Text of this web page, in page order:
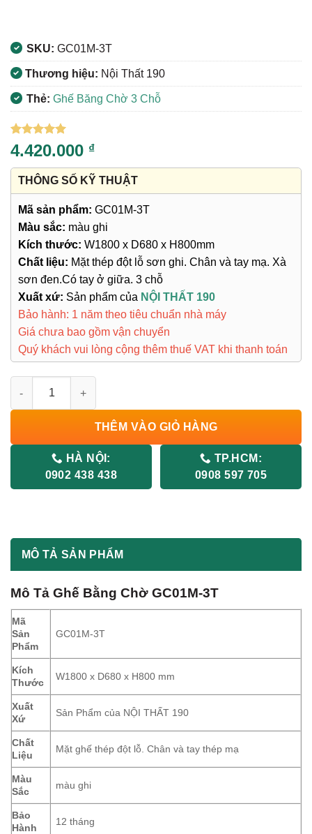
SKU: GC01M-3T
Thương hiệu: Nội Thất 190
Thẻ: Ghế Băng Chờ 3 Chỗ
5trên 5
dựa trên
9
đánh giá
4.420.000 ₫
THÔNG SỐ KỸ THUẬT
Mã sản phẩm: GC01M-3T
Màu sắc: màu ghi
Kích thước: W1800 x D680 x H800mm
Chất liệu: Mặt thép đột lỗ sơn ghi. Chân và tay mạ. Xà
sơn đen.Có tay ở giữa. 3 chỗ
Xuất xứ: Sản phẩm của NỘI THẤT 190
Bảo hành: 1 năm theo tiêu chuẩn nhà máy
Giá chưa bao gồm vận chuyển
Quý khách vui lòng cộng thêm thuế VAT khi thanh toán
THÊM VÀO GIỎ HÀNG
HÀ NỘI:
0902 438 438
TP.HCM:
0908 597 705
MÔ TẢ SẢN PHẨM
Mô Tả Ghế Bằng Chờ GC01M-3T
Mã
Sản
Phẩm
GC01M-3T
Kích
Thước
W1800 x D680 x H800 mm
Xuất
Xứ
Sản Phẩm của NỘI THẤT 190
Chất
Liệu
Mặt ghế thép đột lỗ. Chân và tay thép mạ
Màu
Sắc
màu ghi
Bảo
Hành
12 tháng